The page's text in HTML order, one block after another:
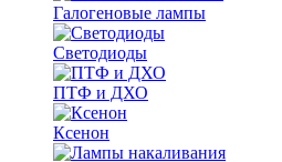
Галогеновые лампы
Светодиоды
ПТФ и ДХО
Ксенон